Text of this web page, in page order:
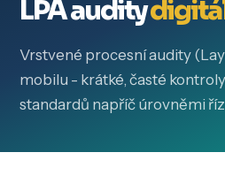
LPA audity
Vrstvené procesní audity
mobilu - krátké, časté
standardů napříč úrovněmi